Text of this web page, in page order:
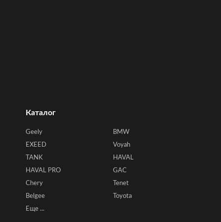
Каталог
Geely
BMW
EXEED
Voyah
TANK
HAVAL
HAVAL PRO
GAC
Chery
Tenet
Belgee
Toyota
Еще ...